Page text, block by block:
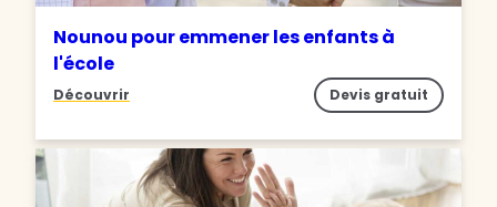
Nounou pour emmener les enfants à
l'école
Découvrir Devis gratuit